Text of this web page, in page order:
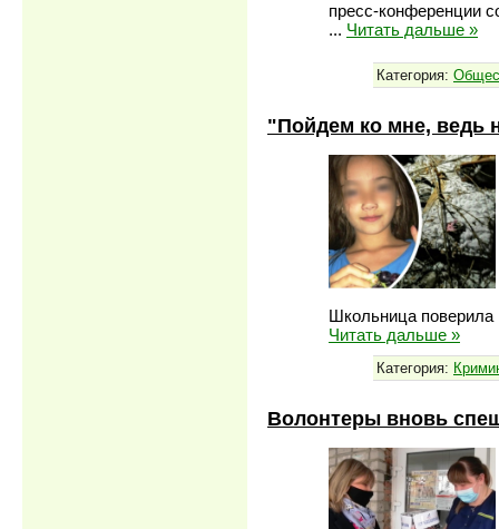
пресс-конференции
... Читать дальше »
Категория:
"Пойдем ко мне, ведь
Школьница
Читать дальше »
Категория:
Волонтеры вновь